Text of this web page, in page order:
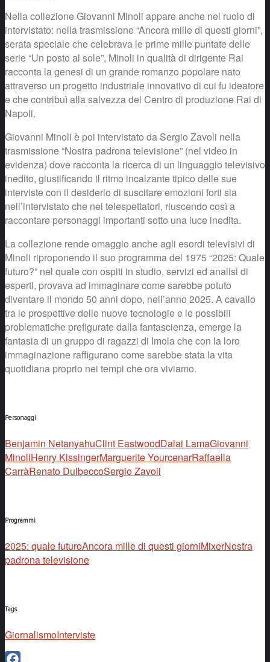
Nella collezione Giovanni Minoli appare anche nel ruolo di
intervistato: nella trasmissione “Ancora mille di questi giorni”,
serata speciale che celebrava le prime mille puntate delle
serie “Un posto al sole”, Minoli in qualità di dirigente Rai
racconta la genesi di un grande romanzo popolare nato
attraverso un progetto industriale innovativo di cui fu ideatore
e che contribuì alla salvezza del Centro di produzione Rai di
Napoli.
Giovanni Minoli è poi intervistato da Sergio Zavoli nella
trasmissione “Nostra padrona televisione” (nel video in
evidenza) dove racconta la ricerca di un linguaggio televisivo
inedito, giustificando il ritmo incalzante tipico delle sue
interviste con il desiderio di suscitare emozioni forti sia
nell’intervistato che nei telespettatori, riuscendo così a
raccontare personaggi importanti sotto una luce inedita.
La collezione rende omaggio anche agli esordi televisivi di
Minoli riproponendo il suo programma del 1975 “2025: Quale
futuro?” nel quale con ospiti in studio, servizi ed analisi di
esperti, provava ad immaginare come sarebbe potuto
diventare il mondo 50 anni dopo, nell’anno 2025. A cavallo
tra le prospettive delle nuove tecnologie e le possibili
problematiche prefigurate dalla fantascienza, emerge la
fantasia di un gruppo di ragazzi di Imola che con la loro
immaginazione raffigurano come sarebbe stata la vita
quotidiana proprio nei tempi che ora viviamo.
Personaggi
Benjamin NetanyahuClint EastwoodDalai LamaGiovanni
MinoliHenry KissingerMarguerite YourcenarRaffaella
CarràRenato DulbeccoSergio Zavoli
Programmi
2025: quale futuroAncora mille di questi giorniMixerNostra
padrona televisione
Tags
GiornalismoInterviste